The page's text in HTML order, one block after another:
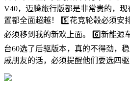
V40，迈腾旅行版都是非常贵的，
置都全面超越！ 5️⃣花竞轮毂必须安
必须移到我的新欢上面。 6️⃣新能源
台60选了后驱版本，真的不得劲，
戚朋友的话，必须提醒他们要选四驱